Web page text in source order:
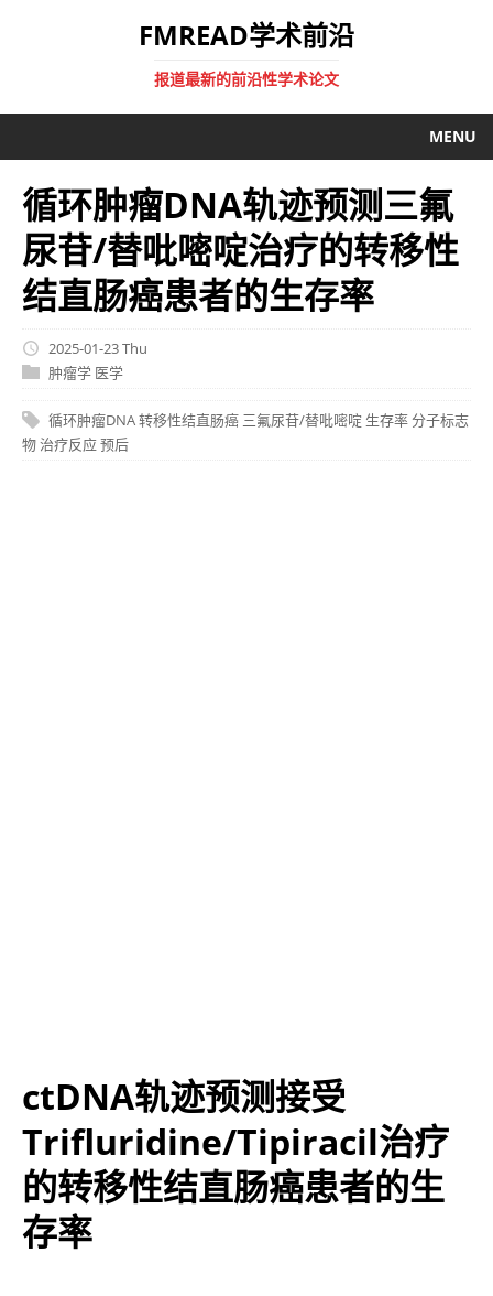
FMREAD学术前沿
报道最新的前沿性学术论文
MENU
循环肿瘤DNA轨迹预测三氟
尿苷/替吡嘧啶治疗的转移性
结直肠癌患者的生存率
2025-01-23 Thu
肿瘤学 医学
循环肿瘤DNA转移性结直肠癌 三氟尿苷/替吡嘧啶 生存率分子标志
物治疗反应预后
ctDNA轨迹预测接受
Trifluridine/Tipiracil治疗
的转移性结直肠癌患者的生
存率